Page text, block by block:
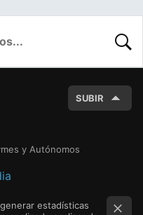
SUBIR
y Autónomos
estadísticas